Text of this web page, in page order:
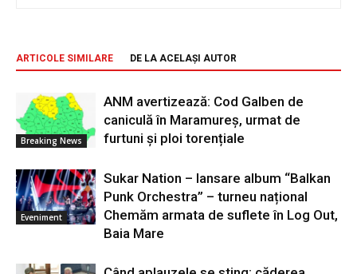
ARTICOLE SIMILARE DE LA ACELAȘI AUTOR
Breaking News
ANM avertizează: Cod Galben de
caniculă în Maramureș, urmat de
furtuni și ploi torențiale
Eveniment
Sukar Nation – lansare album “Balkan
Punk Orchestra” – turneu național
Chemăm armata de suflete în Log Out,
Baia Mare